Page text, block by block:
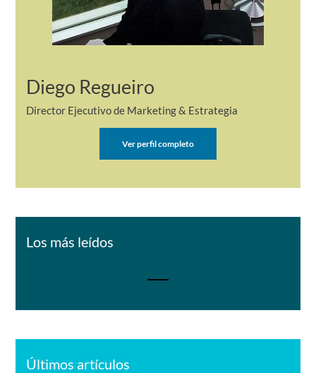
Diego Regueiro
Director Ejecutivo de Marketing & Estrategia
Ver perfil completo
Los más leídos
Últimos artículos